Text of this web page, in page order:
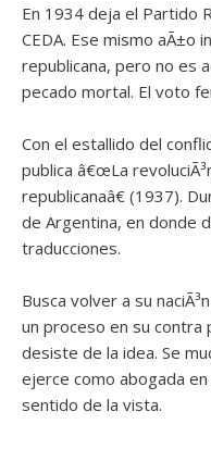
En 1934 deja el Partido
CEDA. Ese mismo aÃ±o
republicana, pero no es
pecado mortal. El voto
Con el estallido del
publica â€œLa
republicanaâ€ (1937).
de Argentina, en donde
traducciones.
Busca volver a su
un proceso en su
desiste de la idea. Se
ejerce como abogada
sentido de la vista.